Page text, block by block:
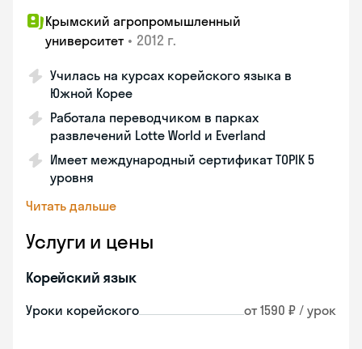
Крымский агропромышленный
университет • 2012 г.
Училась на курсах корейского языка в
Южной Корее
Работала переводчиком в парках
развлечений Lotte World и Everland
Имеет международный сертификат TOPIK 5
уровня
Читать дальше
Услуги и цены
Корейский язык
Уроки корейского от 1590 ₽ / урок